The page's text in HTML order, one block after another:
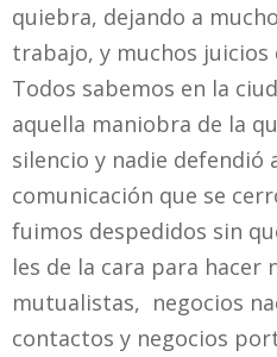
quiebra, dejando a
trabajo, y muchos
Todos sabemos en la
aquella maniobra de la
silencio y nadie defendió
comunicación que se
fuimos despedidos sin
les de la cara para hacer
mutualistas, negocios
contactos y negocios